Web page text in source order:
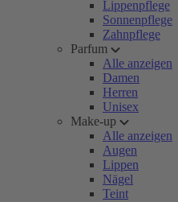
Lippenpflege
Sonnenpflege
Zahnpflege
Parfum
Alle anzeigen
Damen
Herren
Unisex
Make-up
Alle anzeigen
Augen
Lippen
Nägel
Teint